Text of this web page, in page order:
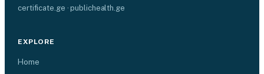
certificate.ge · publichealth.ge
EXPLORE
Home